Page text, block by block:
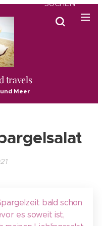
travels
Meer
SUCHEN
bald schon
es soweit ist,